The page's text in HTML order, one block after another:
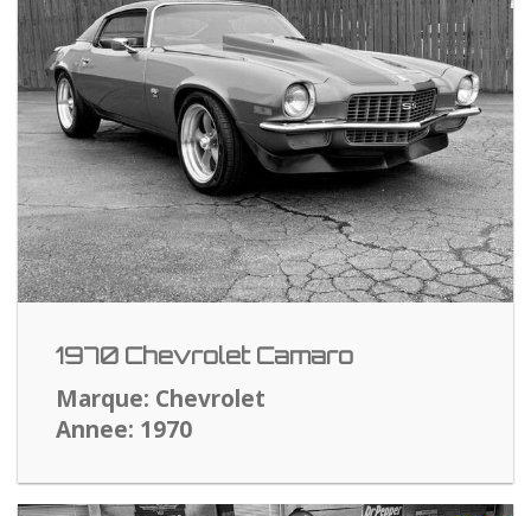
1970 Chevrolet Camaro
Marque: Chevrolet
Annee: 1970